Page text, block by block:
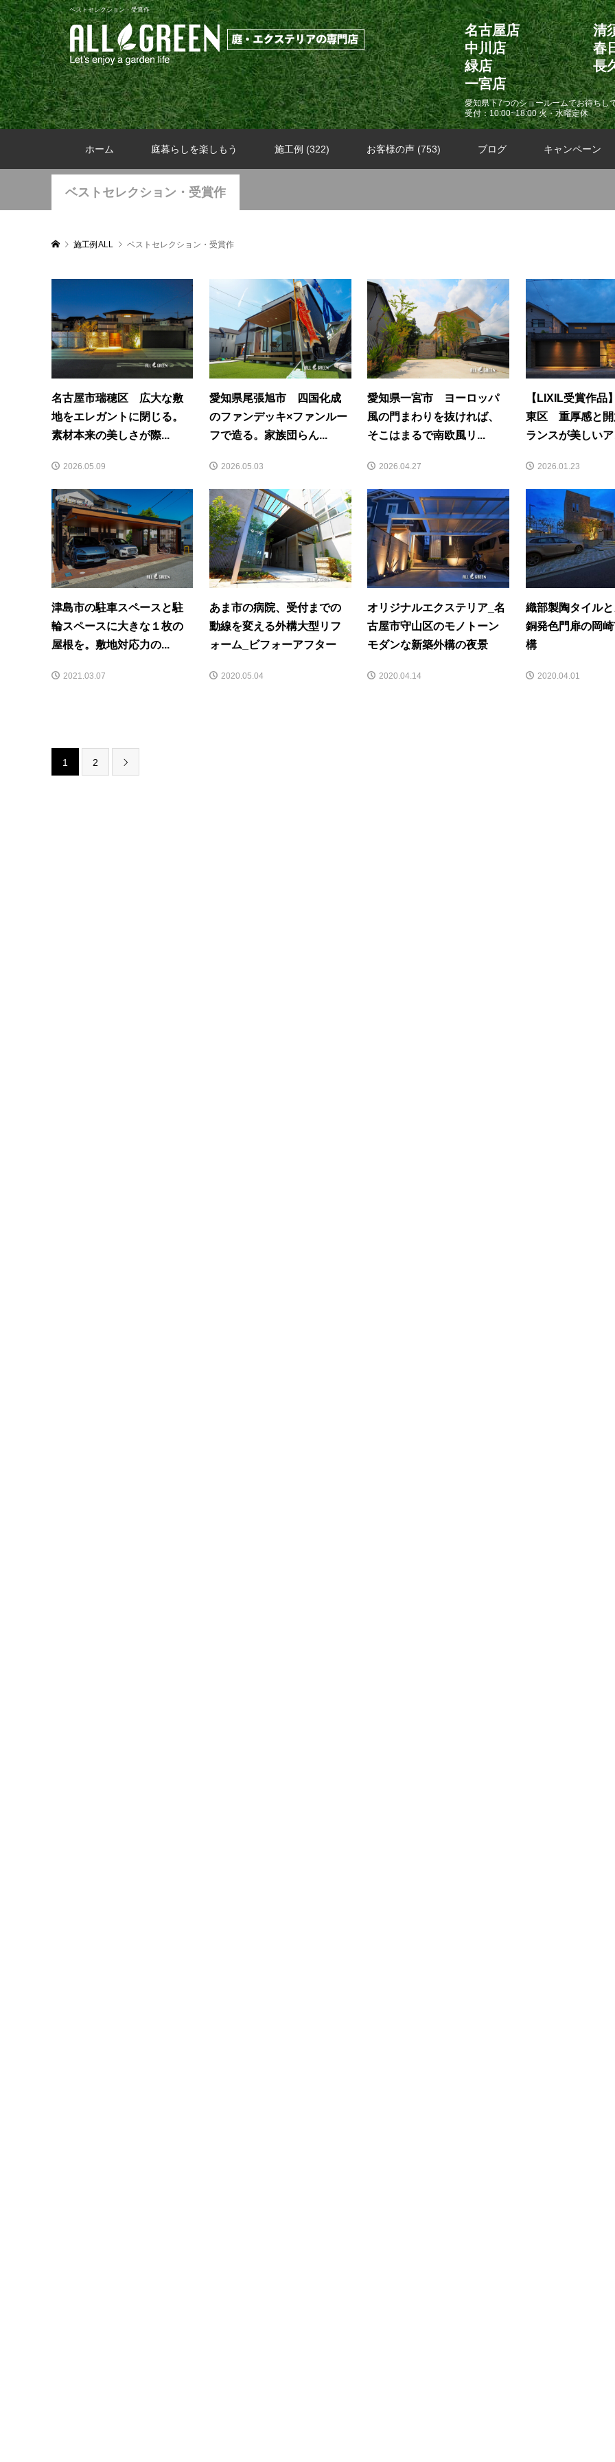
ベストセレクション・受賞作
名古屋店
清
中川店
春
緑店
長
一宮店
愛知県下7つのショールームでお待ちし
受付：10:00~18:00 火・水曜定休
ホーム 庭暮らしを楽しもう 施工例 (322) お客様の声 (753) ブログ キャンペーン
ベストセレクション・受賞作
施工例ALL ベストセレクション・受賞作
名古屋市瑞穂区 広大な敷
地をエレガントに閉じる。
素材本来の美しさが際...
2026.05.09
愛知県尾張旭市 四国化成
のファンデッキ×ファンルー
フで造る。家族団らん...
2026.05.03
愛知県一宮市 ヨーロッパ
風の門まわりを抜ければ、
そこはまるで南欧風リ...
2026.04.27
【LIXIL受賞作品
東区 重厚感と開
ランスが美しい
2026.01.23
津島市の駐車スペースと駐
輪スペースに大きな１枚の
屋根を。敷地対応力の...
2021.03.07
あま市の病院、受付までの
動線を変える外構大型リフ
ォーム_ビフォーアフター
2020.05.04
オリジナルエクステリア_名
古屋市守山区のモノトーン
モダンな新築外構の夜景
2020.04.14
織部製陶タイル
銅発色門扉の岡
構
2020.04.01
1 2 